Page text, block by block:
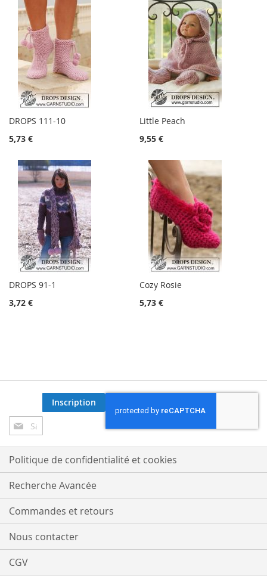
DROPS 111-10
5,73 €
Little Peach
9,55 €
DROPS 91-1
3,72 €
Cozy Rosie
5,73 €
Inscription
à
notre
lettre
d’information
:
Inscription
Politique de confidentialité et cookies
Recherche Avancée
Commandes et retours
Nous contacter
CGV